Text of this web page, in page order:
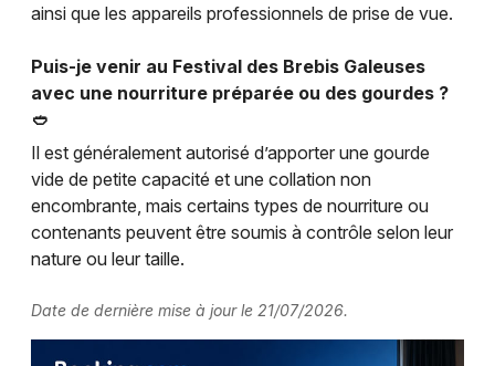
ainsi que les appareils professionnels de prise de vue.
Puis-je venir au Festival des Brebis Galeuses
avec une nourriture préparée ou des gourdes ?
🥙
Il est généralement autorisé d’apporter une gourde
vide de petite capacité et une collation non
encombrante, mais certains types de nourriture ou
contenants peuvent être soumis à contrôle selon leur
nature ou leur taille.
Date de dernière mise à jour le 21/07/2026.